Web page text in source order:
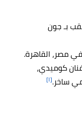
بـ جون
كوميدي،
ساخر.[١]